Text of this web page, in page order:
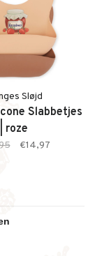
Sløjd
Slabbetjes
| roze
€14,97